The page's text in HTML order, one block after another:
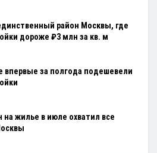
район Москвы, где
дороже ₽3 млн за кв. м
впервые за полгода подешевели
на жилье в июле охватил все